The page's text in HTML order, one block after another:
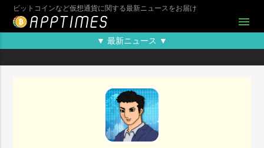
ビットコインなど仮想通貨に関する最新ニュースをお届け
menu
▼ 最新ニュース ▼